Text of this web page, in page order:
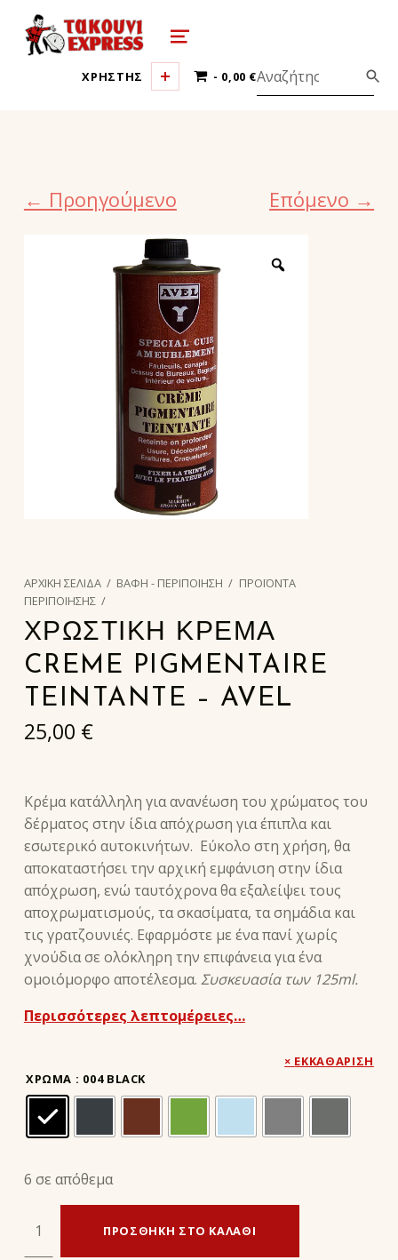
τακούνι εξπρές αθήνα-takoyni
MENU
ΧΡΗΣΤΗΣ
0 ΠΡΟΪΌΝΤΑ
0,00 €
← Προηγούμενο Επόμενο →
ΑΡΧΙΚΉ ΣΕΛΊΔΑ / ΒΑΦΗ - ΠΕΡΙΠΟΙΗΣΗ / ΠΡΟΪΟΝΤΑ
ΠΕΡΙΠΟΙΗΣΗΣ /
ΧΡΩΣΤΙΚΗ ΚΡΕΜΑ
CREME PIGMENTAIRE
TEINTANTE – AVEL
25,00 €
Κρέμα κατάλληλη για ανανέωση του χρώματος του
δέρματος στην ίδια απόχρωση για έπιπλα και
εσωτερικό αυτοκινήτων. Εύκολο στη χρήση, θα
αποκαταστήσει την αρχική εμφάνιση στην ίδια
απόχρωση, ενώ ταυτόχρονα θα εξαλείψει τους
αποχρωματισμούς, τα σκασίματα, τα σημάδια και
τις γρατζουνιές. Εφαρμόστε με ένα πανί χωρίς
χνούδια σε ολόκληρη την επιφάνεια για ένα
ομοιόμορφο αποτέλεσμα. Συσκευασία των 125ml.
Περισσότερες λεπτομέρειες…
ΧΡΏΜΑ : 004 BLACK
ΕΚΚΑΘΆΡΙΣΗ
6 σε απόθεμα
ΧΡΩΣΤΙΚΗ ΚΡΕΜΑ creme pigmentaire teintante - avel ποσότητα
ΠΡΟΣΘΉΚΗ ΣΤΟ ΚΑΛΆΘΙ